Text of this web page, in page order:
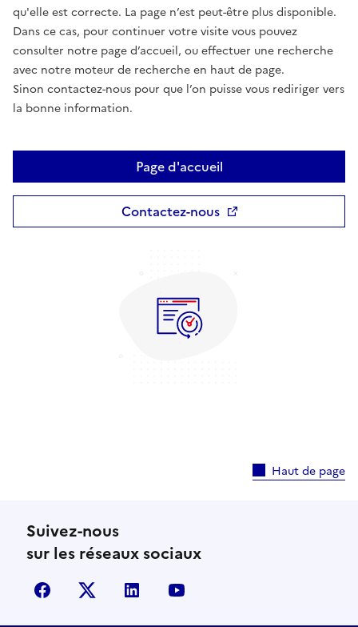
qu'elle est correcte. La page n’est peut-être plus disponible.
Dans ce cas, pour continuer votre visite vous pouvez
consulter notre page d’accueil, ou effectuer une recherche
avec notre moteur de recherche en haut de page.
Sinon contactez-nous pour que l’on puisse vous rediriger vers
la bonne information.
Page d'accueil
Contactez-nous
Haut de page
Suivez-nous
sur les réseaux sociaux
facebook X (anciennement Twitter)
linkedin